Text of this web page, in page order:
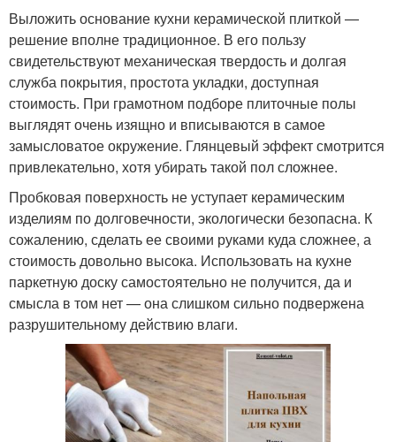
Выложить основание кухни керамической плиткой —
решение вполне традиционное. В его пользу
свидетельствуют механическая твердость и долгая
служба покрытия, простота укладки, доступная
стоимость. При грамотном подборе плиточные полы
выглядят очень изящно и вписываются в самое
замысловатое окружение. Глянцевый эффект смотрится
привлекательно, хотя убирать такой пол сложнее.
Пробковая поверхность не уступает керамическим
изделиям по долговечности, экологически безопасна. К
сожалению, сделать ее своими руками куда сложнее, а
стоимость довольно высока. Использовать на кухне
паркетную доску самостоятельно не получится, да и
смысла в том нет — она слишком сильно подвержена
разрушительному действию влаги.